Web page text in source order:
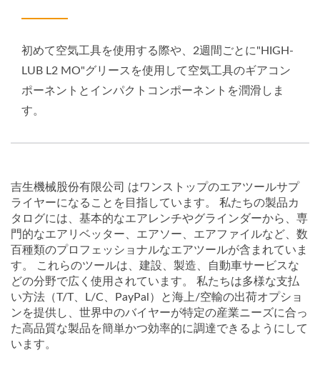
初めて空気工具を使用する際や、2週間ごとに"HIGH-
LUB L2 MO"グリースを使用して空気工具のギアコン
ポーネントとインパクトコンポーネントを潤滑しま
す。
吉生機械股份有限公司 はワンストップのエアツールサプ
ライヤーになることを目指しています。 私たちの製品カ
タログには、基本的なエアレンチやグラインダーから、専
門的なエアリベッター、エアソー、エアファイルなど、数
百種類のプロフェッショナルなエアツールが含まれていま
す。 これらのツールは、建設、製造、自動車サービスな
どの分野で広く使用されています。 私たちは多様な支払
い方法（T/T、L/C、PayPal）と海上/空輸の出荷オプショ
ンを提供し、世界中のバイヤーが特定の産業ニーズに合っ
た高品質な製品を簡単かつ効率的に調達できるようにして
います。